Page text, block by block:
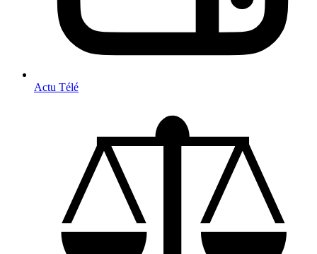
Actu Télé